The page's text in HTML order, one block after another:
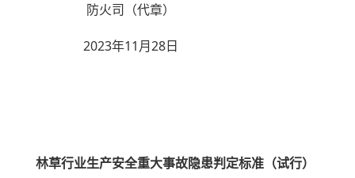
防火司（代章）
2023年11月28日
林草行业生产安全重大事故隐患判定标准（试行）